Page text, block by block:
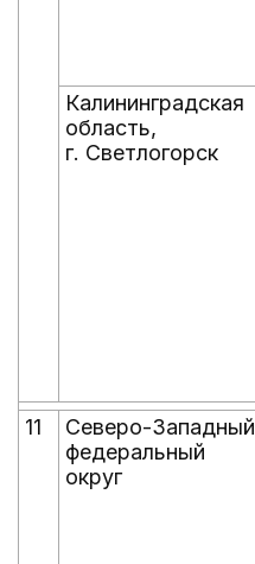
Калининградская
область,
г. Светлогорск
11
Северо-Западный
федеральный
округ